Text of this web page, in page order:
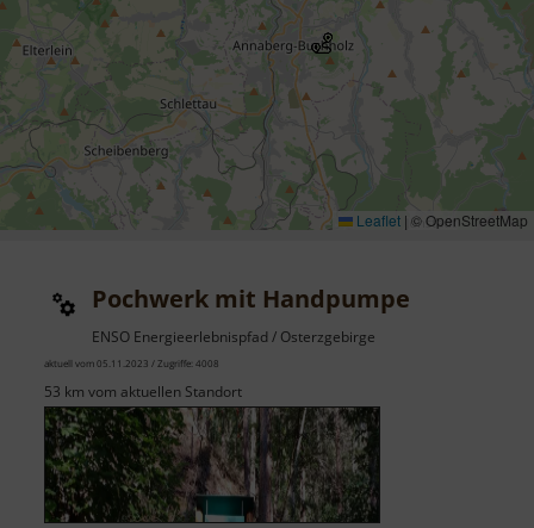
Leaflet | © OpenStreetMap
Pochwerk mit Handpumpe
ENSO Energieerlebnispfad / Osterzgebirge
aktuell vom 05.11.2023 / Zugriffe: 4008
53 km vom aktuellen Standort